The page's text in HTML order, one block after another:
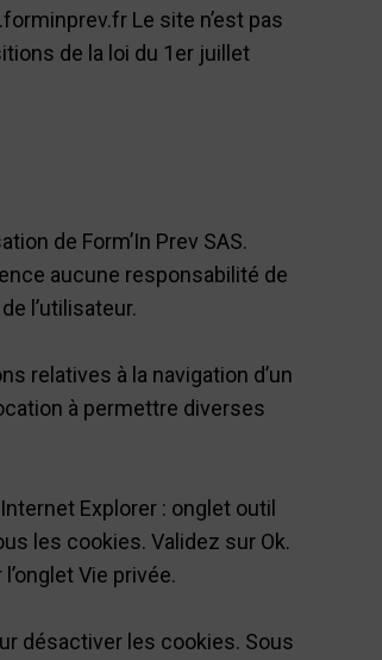
Le site n’est pas
de la loi du 1er juillet
de Form’In Prev SAS.
aucune responsabilité de
l’utilisateur.
relatives à la navigation d’un
à permettre diverses
Explorer : onglet outil
les cookies. Validez sur Ok.
Vie privée.
désactiver les cookies. Sous